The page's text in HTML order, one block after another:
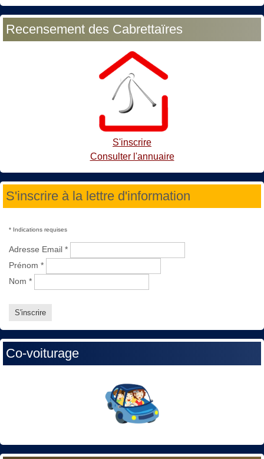
Recensement des Cabrettaïres
S'inscrire
Consulter l'annuaire
S'inscrire à la lettre d'information
* Indications requises
Adresse Email *
Prénom *
Nom *
Co-voiturage